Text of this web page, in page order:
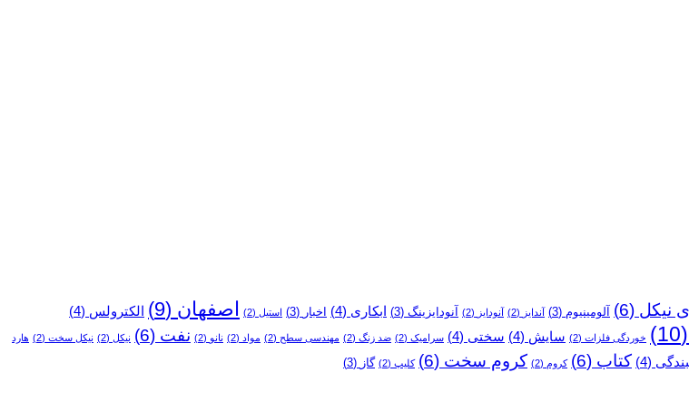
نیکل (6) آلومینیوم (3) آندایز (2) آنودایز (2) آنودایزینگ (3) ابکاری (4) اخبار (3) استیل (2) اصفهان (9) الکترولس (4)
(10) خوردگی فلزات (2) سایش (4) سختی (4) سرامیک (2) ضد زنگ (2) مهندسی سطح (2) مواد (2) نانو (2) نفت (6) نیکل (2) نیکل سخت (2) هارد
(4) کتاب (6) کروم (2) کروم سخت (6) کلیپ (2) گاز (3)